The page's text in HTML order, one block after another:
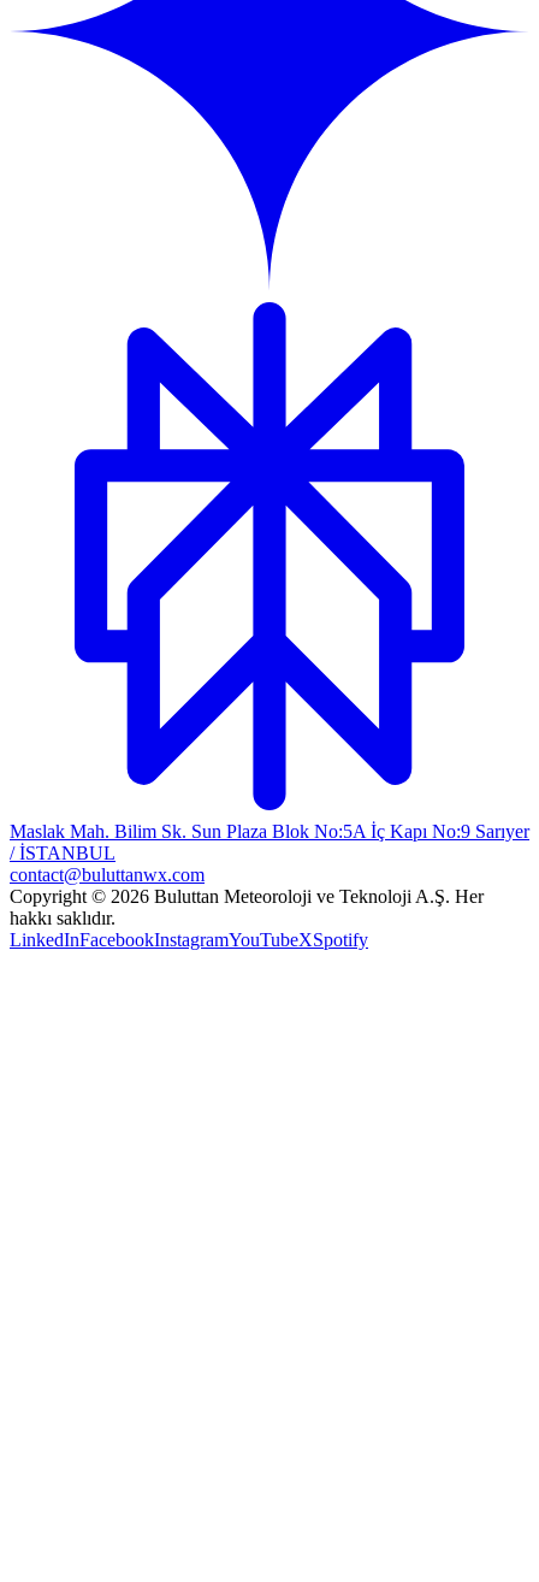
Maslak Mah. Bilim Sk. Sun Plaza Blok No:5A İç Kapı No:9 Sarıyer
/ İSTANBUL
contact@buluttanwx.com
Copyright © 2026 Buluttan Meteoroloji ve Teknoloji A.Ş. Her
hakkı saklıdır.
LinkedInFacebookInstagramYouTubeXSpotify